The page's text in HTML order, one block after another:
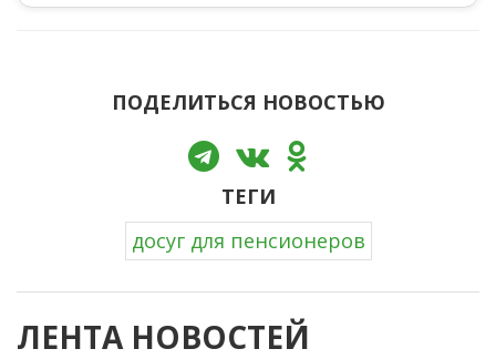
ПОДЕЛИТЬСЯ НОВОСТЬЮ
ТЕГИ
досуг для пенсионеров
ЛЕНТА НОВОСТЕЙ